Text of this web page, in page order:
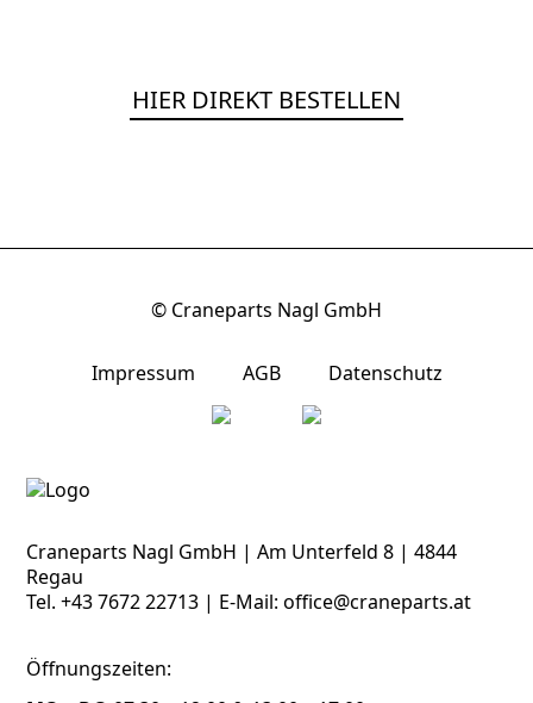
HIER DIREKT BESTELLEN
© Craneparts Nagl GmbH
Impressum AGB Datenschutz
Craneparts Nagl GmbH | Am Unterfeld 8 | 4844
Regau
Tel.+43 7672 22713 | E-Mail:office@craneparts.at
Öffnungszeiten: